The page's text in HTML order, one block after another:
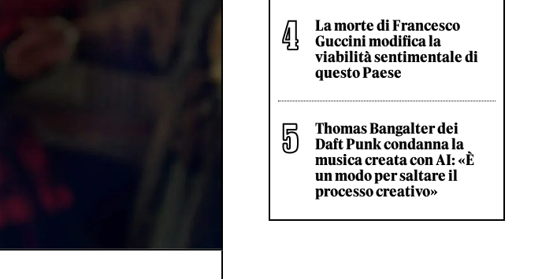
La morte di Francesco
Guccini modifica la
viabilità sentimentale di
questo Paese
Thomas Bangalter dei
Daft Punk condanna la
musica creata con AI: «È
un modo per saltare il
processo creativo»